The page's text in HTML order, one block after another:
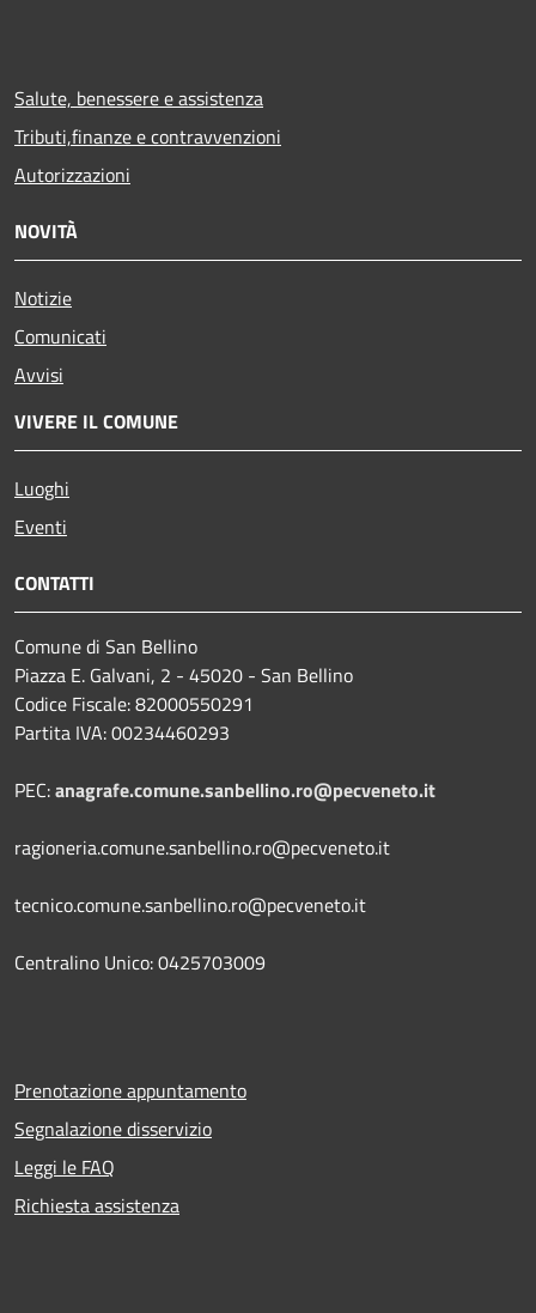
Salute, benessere e assistenza
Tributi,finanze e contravvenzioni
Autorizzazioni
NOVITÀ
Notizie
Comunicati
Avvisi
VIVERE IL COMUNE
Luoghi
Eventi
CONTATTI
Comune di San Bellino
Piazza E. Galvani, 2 - 45020 - San Bellino
Codice Fiscale: 82000550291
Partita IVA: 00234460293
PEC:anagrafe.comune.sanbellino.ro@pecveneto.it
ragioneria.comune.sanbellino.ro@pecveneto.it
tecnico.comune.sanbellino.ro@pecveneto.it
Centralino Unico: 0425703009
Prenotazione appuntamento
Segnalazione disservizio
Leggi le FAQ
Richiesta assistenza